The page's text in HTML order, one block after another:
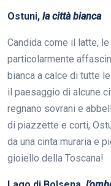
Ostuni, la città bianca
Candida come il latte,
particolarmente
bianca a calce di tutte
il paesaggio di alcune
regnano sovrani e
di piazzette e corti,
da una cinta muraria e
gioiello della Toscana!